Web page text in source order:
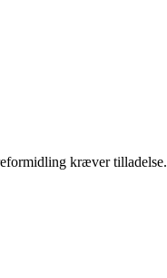
kræver tilladelse.